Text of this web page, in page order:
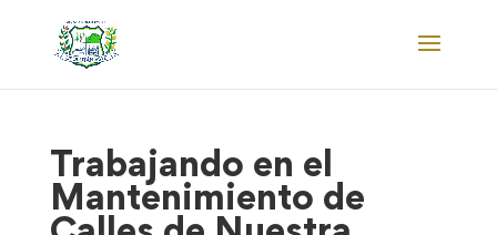
Trabajando en el
Mantenimiento de